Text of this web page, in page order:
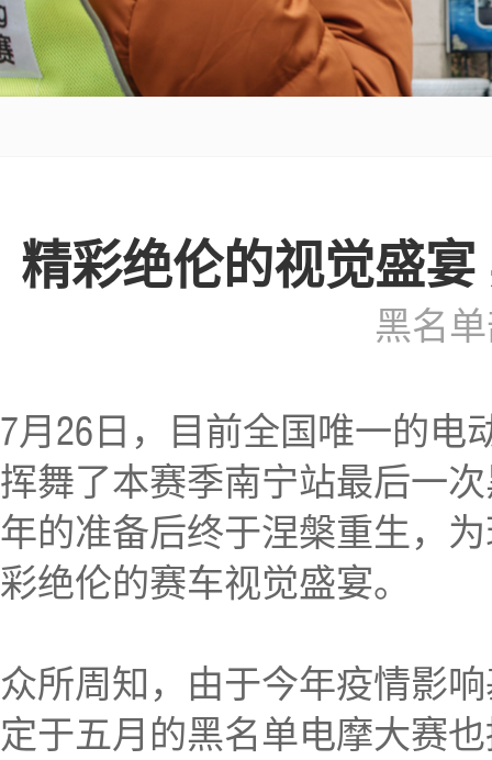
精彩绝伦的视觉盛
黑名
7月26日，目前全国唯一的电
挥舞了本赛季南宁站最后一
年的准备后终于涅槃重生，
彩绝伦的赛车视觉盛宴。
众所周知，由于今年疫情影
定于五月的黑名单电摩大赛